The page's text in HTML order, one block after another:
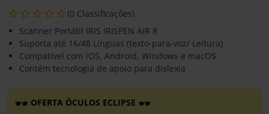
(0 Classificações)
Scanner Portátil IRIS IRISPEN AIR 8
Suporta até 16/48 Línguas (texto-para-voz/ Leitura)
Compatível com iOS, Android, Windows e macOS
Contém tecnologia de apoio para dislexia
OFERTA ÓCULOS ECLIPSE